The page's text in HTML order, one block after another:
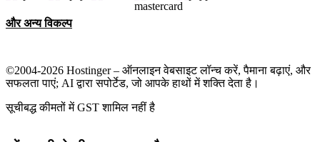
और अन्य विकल्प
©2004-2026 Hostinger – ऑनलाइन वेबसाइट लॉन्च करें, पैमाना बढ़ाएं, और
सफलता पाएं; AI द्वारा सपोर्टेड, जो आपके हाथों में शक्ति देता है।
सूचीबद्ध कीमतों में GST शामिल नहीं है